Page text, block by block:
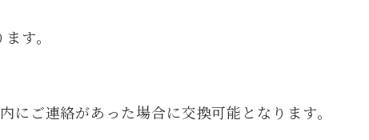
す。
にご連絡があった場合に交換可能となります。